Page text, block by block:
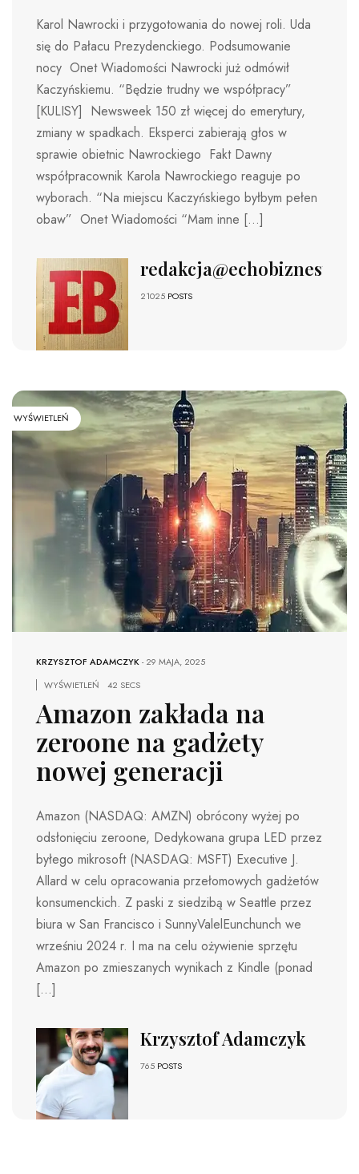
Karol Nawrocki i przygotowania do nowej roli. Uda
się do Pałacu Prezydenckiego. Podsumowanie
nocy Onet Wiadomości Nawrocki już odmówił
Kaczyńskiemu. “Będzie trudny we współpracy”
[KULISY] Newsweek 150 zł więcej do emerytury,
zmiany w spadkach. Eksperci zabierają głos w
sprawie obietnic Nawrockiego Fakt Dawny
współpracownik Karola Nawrockiego reaguje po
wyborach. “Na miejscu Kaczyńskiego byłbym pełen
obaw” Onet Wiadomości “Mam inne […]
redakcja@echobiznesu.pl
21025 POSTS
WYŚWIETLEŃ
KRZYSZTOF ADAMCZYK-29 MAJA, 2025
WYŚWIETLEŃ
42 SECS
Amazon zakłada na
zeroone na gadżety
nowej generacji
Amazon (NASDAQ: AMZN) obrócony wyżej po
odsłonięciu zeroone, Dedykowana grupa LED przez
byłego mikrosoft (NASDAQ: MSFT) Executive J.
Allard w celu opracowania przełomowych gadżetów
konsumenckich. Z paski z siedzibą w Seattle przez
biura w San Francisco i SunnyValelEunchunch we
wrześniu 2024 r. I ma na celu ożywienie sprzętu
Amazon po zmieszanych wynikach z Kindle (ponad
[…]
Krzysztof Adamczyk
765 POSTS